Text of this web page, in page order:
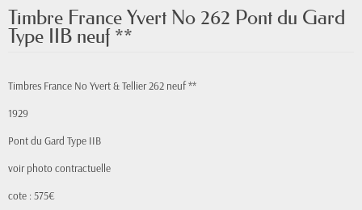
Timbre France Yvert No 262 Pont du Gard
Type IIB neuf **
Timbres France No Yvert & Tellier 262 neuf **
1929
Pont du Gard Type IIB
voir photo contractuelle
cote : 575€